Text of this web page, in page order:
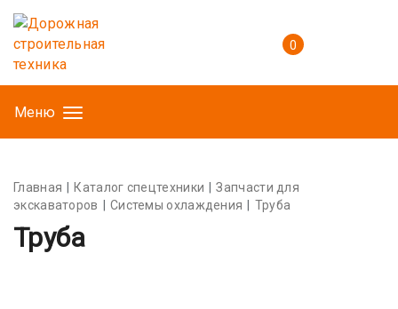
0
Меню
Главная Каталог спецтехники
Запчасти для
экскаваторов
Системы охлаждения Труба
Труба